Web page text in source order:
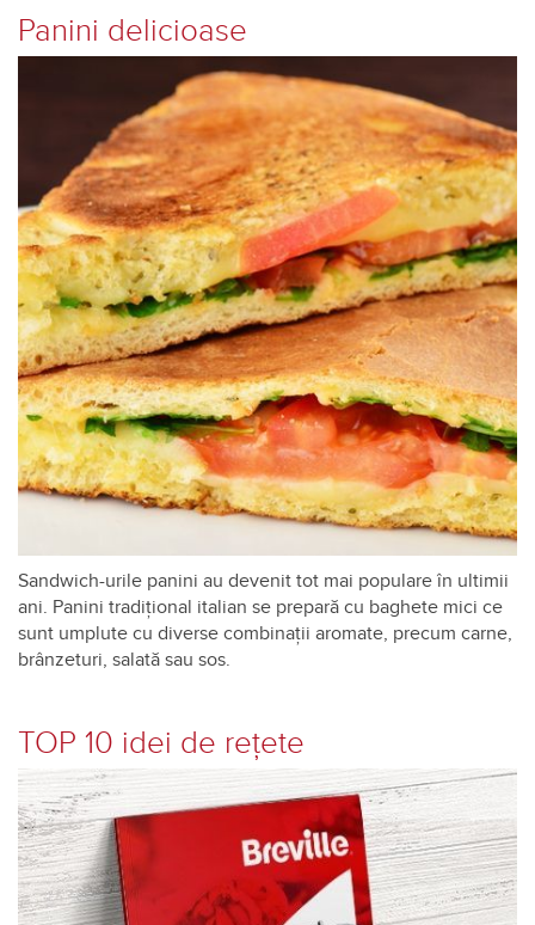
Panini delicioase
Sandwich-urile panini au devenit tot mai populare în ultimii
ani. Panini tradițional italian se prepară cu baghete mici ce
sunt umplute cu diverse combinații aromate, precum carne,
brânzeturi, salată sau sos.
TOP 10 idei de rețete